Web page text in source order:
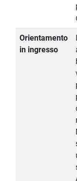
Orientamento
in ingresso